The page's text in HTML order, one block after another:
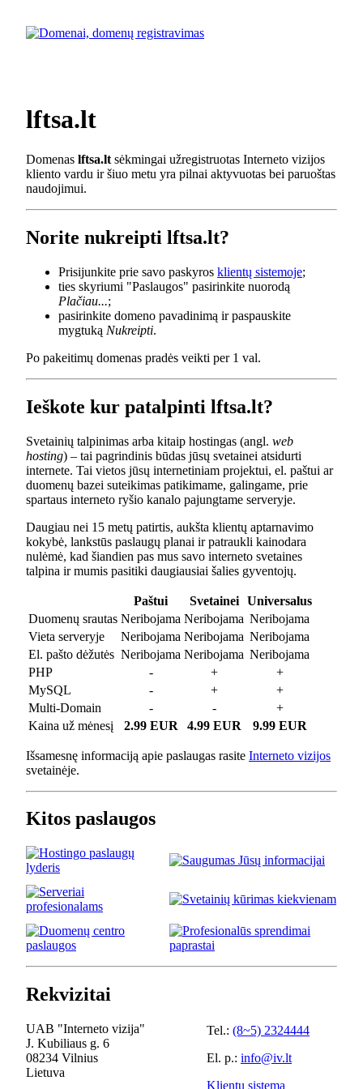
lftsa.lt
Domenas lftsa.lt sėkmingai užregistruotas Interneto vizijos
kliento vardu ir šiuo metu yra pilnai aktyvuotas bei paruoštas
naudojimui.
Norite nukreipti lftsa.lt?
Prisijunkite prie savo paskyros klientų sistemoje;
ties skyriumi "Paslaugos" pasirinkite nuorodą
Plačiau...;
pasirinkite domeno pavadinimą ir paspauskite
mygtuką Nukreipti.
Po pakeitimų domenas pradės veikti per 1 val.
Ieškote kur patalpinti lftsa.lt?
Svetainių talpinimas arba kitaip hostingas (angl. web
hosting) – tai pagrindinis būdas jūsų svetainei atsidurti
internete. Tai vietos jūsų internetiniam projektui, el. paštui ar
duomenų bazei suteikimas patikimame, galingame, prie
spartaus interneto ryšio kanalo pajungtame serveryje.
Daugiau nei 15 metų patirtis, aukšta klientų aptarnavimo
kokybė, lankstūs paslaugų planai ir patraukli kainodara
nulėmė, kad šiandien pas mus savo interneto svetaines
talpina ir mumis pasitiki daugiausiai šalies gyventojų.
Paštui Svetainei
Universalus
Duomenų srautas Neribojama Neribojama Neribojama
Vieta serveryje
Neribojama Neribojama Neribojama
El. pašto dėžutės Neribojama Neribojama Neribojama
PHP
- +
+
MySQL
- +
+
Multi-Domain
- -
+
Kaina už mėnesį
2.99 EUR 4.99 EUR 9.99 EUR
Išsamesnę informaciją apie paslaugas rasite Interneto vizijos
svetainėje.
Kitos paslaugos
Rekvizitai
UAB "Interneto vizija"
J. Kubiliaus g. 6
08234 Vilnius
Lietuva
Tel.: (8~5) 2324444
El. p.: info@iv.lt
Klientų sistema